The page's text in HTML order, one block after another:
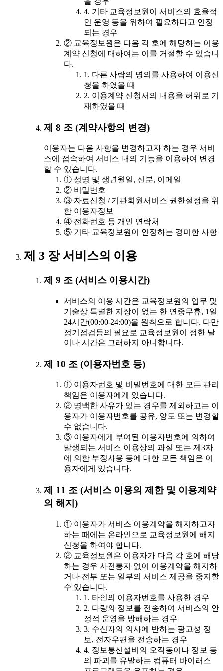
4. 기타 교육정보원이 서비스의 효율적
인 운영 등을 위하여 필요하다고 인정
되는 경우
② 교육정보원은 다음 각 호에 해당하는 이용
계약 신청에 대하여는 이를 거절할 수 있습니
다.
1. 다른 사람의 명의를 사용하여 이용신
청을 하였을 때
2. 이용계약 신청서의 내용을 허위로 기
재하였을 때
제 8 조 (계약사항의 변경)
이용자는 다음 사항을 변경하고자 하는 경우 서비
스에 접속하여 서비스 내의 기능을 이용하여 변경
할 수 있습니다.
① 성명 및 생년월일, 신분, 이메일
② 비밀번호
③ 자료신청 / 기관회원서비스 권한설정을 위
한 이용자정보
④ 전화번호 등 개인 연락처
⑤ 기타 교육정보원이 인정하는 경미한 사항
제 3 장 서비스의 이용
제 9 조 (서비스 이용시간)
서비스의 이용 시간은 교육정보원의 업무 및
기술상 특별한 지장이 없는 한 연중무휴, 1일
24시간(00:00-24:00)을 원칙으로 합니다. 다만
정기점검등의 필요로 교육정보원이 정한 날
이나 시간은 그러하지 아니합니다.
제 10 조 (이용자번호 등)
① 이용자번호 및 비밀번호에 대한 모든 관리
책임은 이용자에게 있습니다.
② 명백한 사유가 있는 경우를 제외하고는 이
용자가 이용자번호를 공유, 양도 또는 변경할
수 없습니다.
③ 이용자에게 부여된 이용자번호에 의하여
발생되는 서비스 이용상의 과실 또는 제3자
에 의한 부정사용 등에 대한 모든 책임은 이
용자에게 있습니다.
제 11 조 (서비스 이용의 제한 및 이용계약
의 해지)
① 이용자가 서비스 이용계약을 해지하고자
하는 때에는 온라인으로 교육정보원에 해지
신청을 하여야 합니다.
② 교육정보원은 이용자가 다음 각 호에 해당
하는 경우 사전통지 없이 이용계약을 해지하
거나 전부 또는 일부의 서비스 제공을 중지할
수 있습니다.
1. 타인의 이용자번호를 사용한 경우
2. 다량의 정보를 전송하여 서비스의 안
정적 운영을 방해하는 경우
3. 수신자의 의사에 반하는 광고성 정
보, 전자우편을 전송하는 경우
4. 정보통신설비의 오작동이나 정보 등
의 파괴를 유발하는 컴퓨터 바이러스